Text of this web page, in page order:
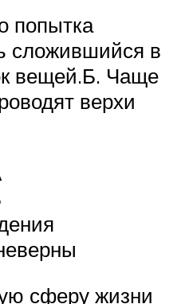
попытка
сложившийся в
вещей.Б. Чаще
верхи
сферу жизни